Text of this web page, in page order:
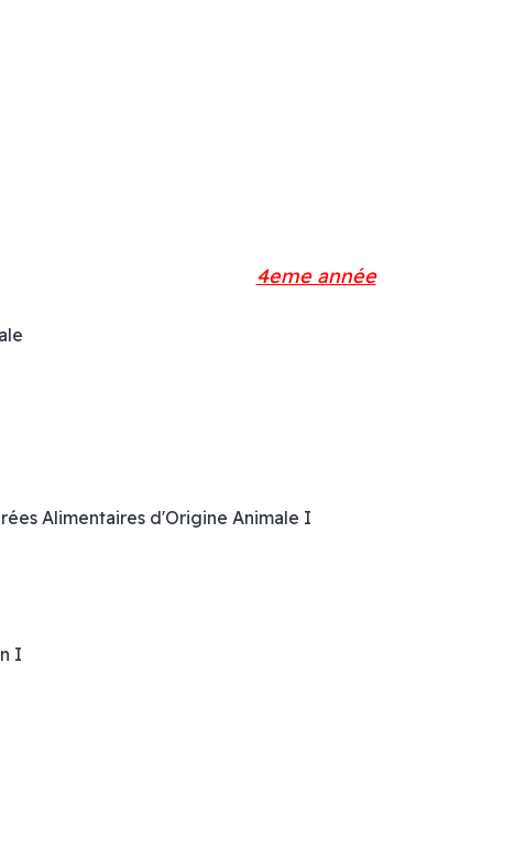
4eme année
Alimentaires d'Origine Animale I
I